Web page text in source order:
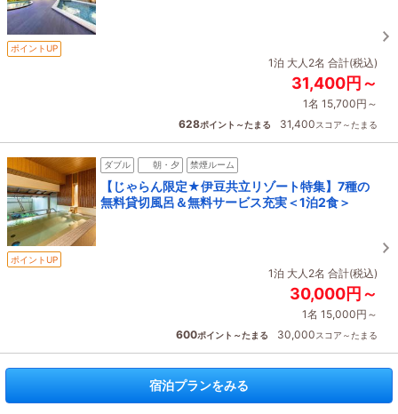
ポイントUP
1泊 大人2名 合計(税込)
31,400円～
1名 15,700円～
628ポイント～たまる 31,400スコア～たまる
ダブル 朝・夕 禁煙ルーム
【じゃらん限定★伊豆共立リゾート特集】7種の
無料貸切風呂＆無料サービス充実＜1泊2食＞
ポイントUP
1泊 大人2名 合計(税込)
30,000円～
1名 15,000円～
600ポイント～たまる 30,000スコア～たまる
宿泊プランをみる